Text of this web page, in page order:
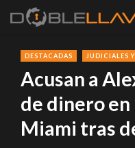
DESTACADAS JUDICIALES Y
Acusan a
de dinero
Miami tras